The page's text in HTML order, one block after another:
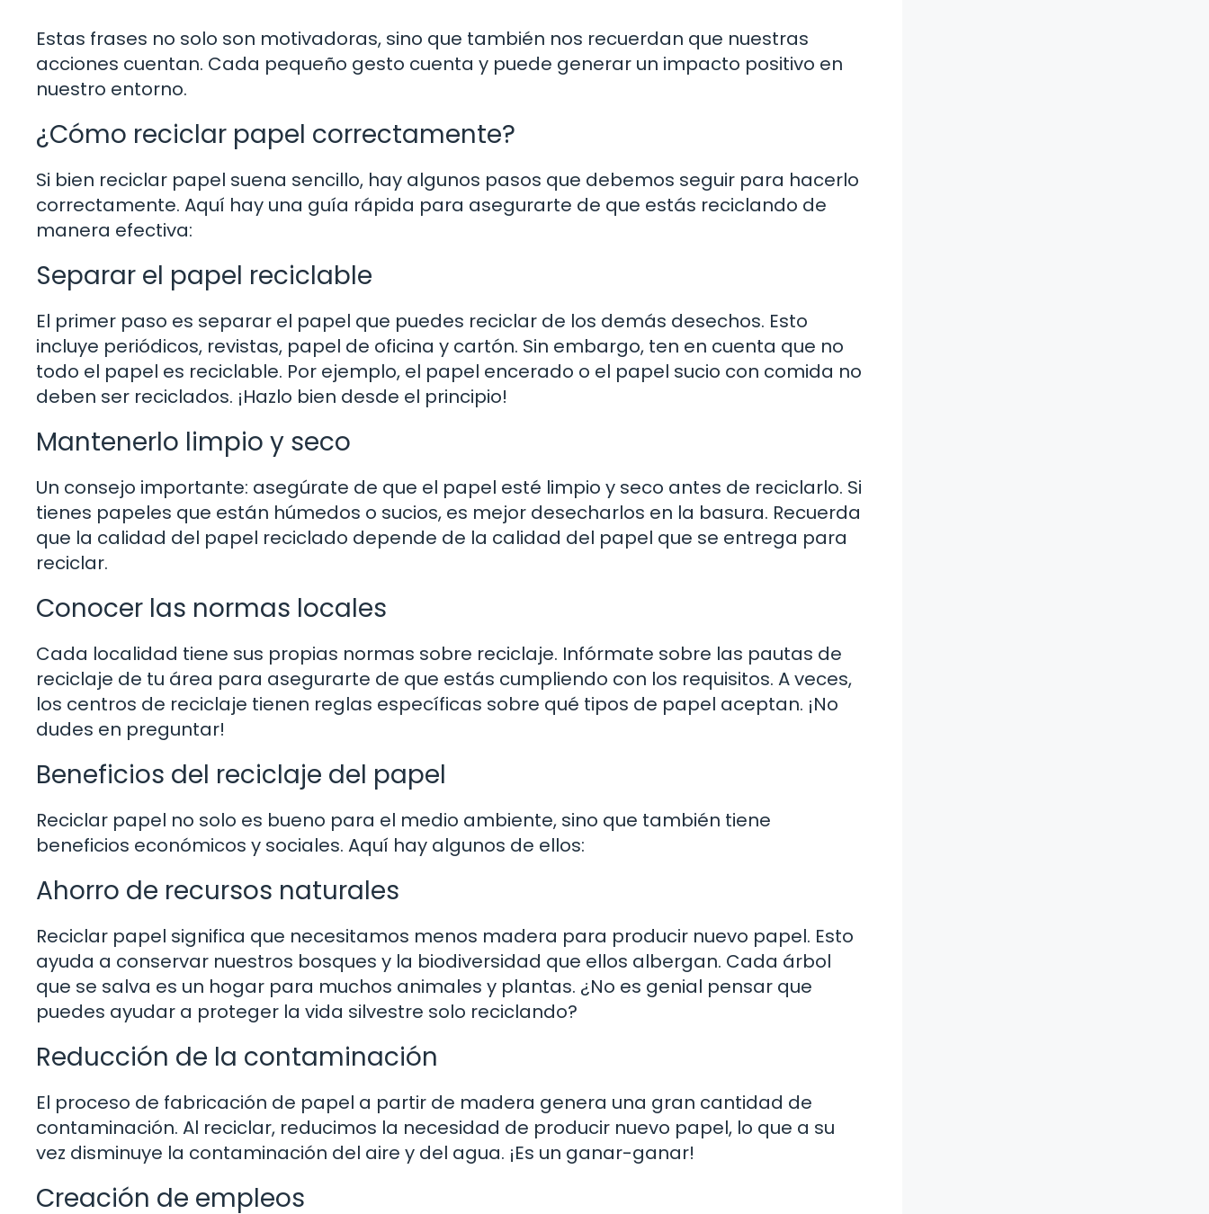
Estas frases no solo son motivadoras, sino que también nos recuerdan que nuestras
acciones cuentan. Cada pequeño gesto cuenta y puede generar un impacto positivo en
nuestro entorno.
¿Cómo reciclar papel correctamente?
Si bien reciclar papel suena sencillo, hay algunos pasos que debemos seguir para hacerlo
correctamente. Aquí hay una guía rápida para asegurarte de que estás reciclando de
manera efectiva:
Separar el papel reciclable
El primer paso es separar el papel que puedes reciclar de los demás desechos. Esto
incluye periódicos, revistas, papel de oficina y cartón. Sin embargo, ten en cuenta que no
todo el papel es reciclable. Por ejemplo, el papel encerado o el papel sucio con comida no
deben ser reciclados. ¡Hazlo bien desde el principio!
Mantenerlo limpio y seco
Un consejo importante: asegúrate de que el papel esté limpio y seco antes de reciclarlo. Si
tienes papeles que están húmedos o sucios, es mejor desecharlos en la basura. Recuerda
que la calidad del papel reciclado depende de la calidad del papel que se entrega para
reciclar.
Conocer las normas locales
Cada localidad tiene sus propias normas sobre reciclaje. Infórmate sobre las pautas de
reciclaje de tu área para asegurarte de que estás cumpliendo con los requisitos. A veces,
los centros de reciclaje tienen reglas específicas sobre qué tipos de papel aceptan. ¡No
dudes en preguntar!
Beneficios del reciclaje del papel
Reciclar papel no solo es bueno para el medio ambiente, sino que también tiene
beneficios económicos y sociales. Aquí hay algunos de ellos:
Ahorro de recursos naturales
Reciclar papel significa que necesitamos menos madera para producir nuevo papel. Esto
ayuda a conservar nuestros bosques y la biodiversidad que ellos albergan. Cada árbol
que se salva es un hogar para muchos animales y plantas. ¿No es genial pensar que
puedes ayudar a proteger la vida silvestre solo reciclando?
Reducción de la contaminación
El proceso de fabricación de papel a partir de madera genera una gran cantidad de
contaminación. Al reciclar, reducimos la necesidad de producir nuevo papel, lo que a su
vez disminuye la contaminación del aire y del agua. ¡Es un ganar-ganar!
Creación de empleos